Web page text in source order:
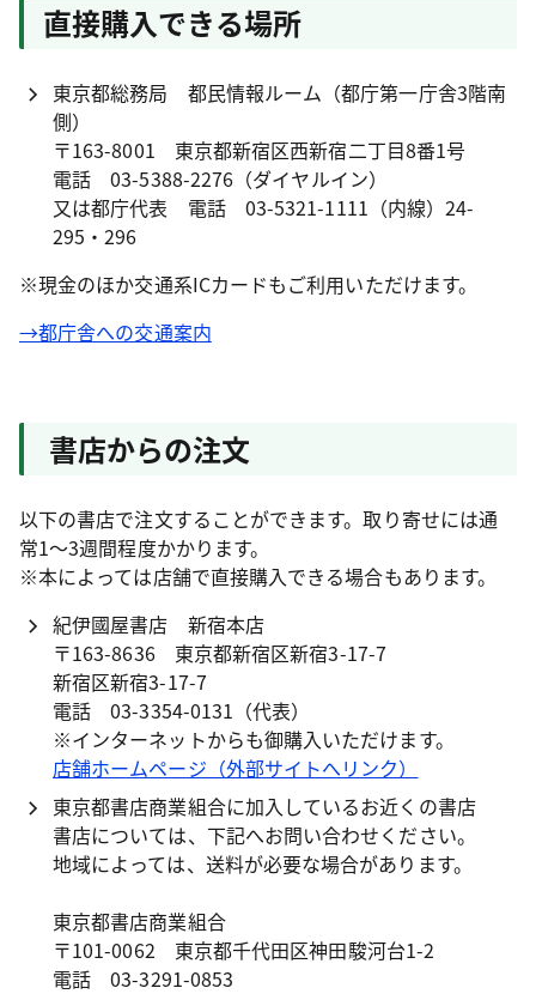
直接購入できる場所
東京都総務局 都民情報ルーム（都庁第一庁舎3階南
側）
〒163-8001 東京都新宿区西新宿二丁目8番1号
電話03-5388-2276 （ダイヤルイン）
又は都庁代表 電話 03-5321-1111 （内線）24-
295・296
※現金のほか交通系ICカードもご利用いただけます。
→都庁舎への交通案内
書店からの注文
以下の書店で注文することができます。取り寄せには通
常1～3週間程度かかります。
※本によっては店舗で直接購入できる場合もあります。
紀伊國屋書店 新宿本店
〒163-8636 東京都新宿区新宿3-17-7
新宿区新宿3-17-7
電話03-3354-0131 （代表）
※インターネットからも御購入いただけます。
店舗ホームページ（外部サイトへリンク）
東京都書店商業組合に加入しているお近くの書店
書店については、下記へお問い合わせください。
地域によっては、送料が必要な場合があります。
東京都書店商業組合
〒101-0062 東京都千代田区神田駿河台1-2
電話03-3291-0853